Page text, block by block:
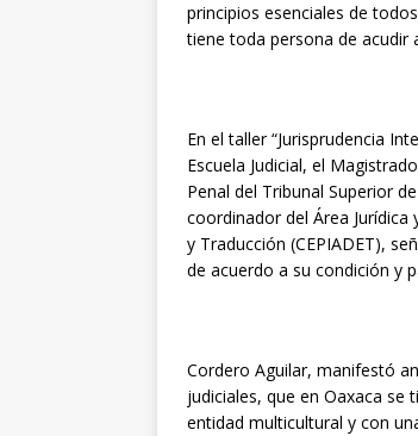
principios esenciales de
tiene toda persona de acudir
En el taller “Jurisprudencia
Escuela Judicial, el
Penal del Tribunal Superior
coordinador del Área
y Traducción (CEPIADET),
de acuerdo a su condición y
Cordero Aguilar, manifestó
judiciales, que en Oaxaca se
entidad multicultural y con